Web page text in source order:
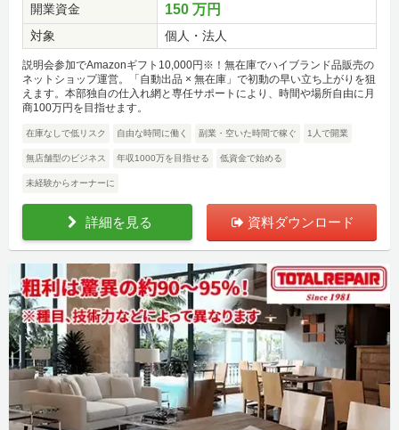
開業資金
150 万円
対象 個人・法人
説明会参加でAmazonギフト10,000円※！無在庫でハイブランド品販売の
ネットショップ運営。「自動出品 × 無在庫」で初動の早い立ち上がりを狙
えます。本部独自の仕入れ網と専任サポートにより、時間や場所自由に月
商100万円を目指せます。
在庫なしで低リスク 自由な時間に働く 副業・空いた時間で稼ぐ 1人で開業
無店舗型のビジネス 年収1000万を目指せる 低資金で始める
未経験からオーナーに
詳細を見る 資料ダウンロード